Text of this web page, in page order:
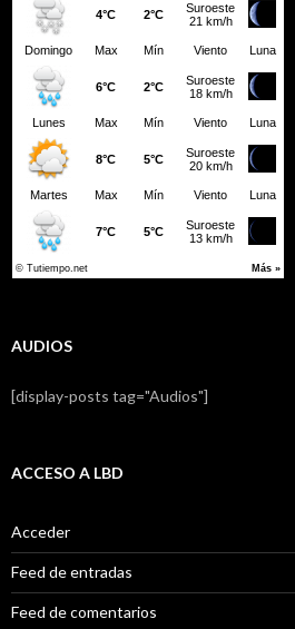
AUDIOS
[display-posts tag="Audios"]
ACCESO A LBD
Acceder
Feed de entradas
Feed de comentarios